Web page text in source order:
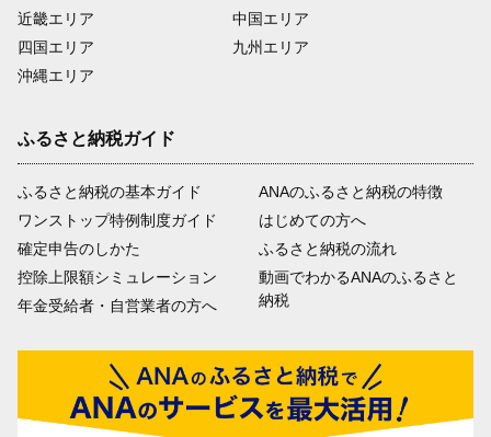
近畿エリア
四国エリア
沖縄エリア
中国エリア
九州エリア
ふるさと納税ガイド
ふるさと納税の基本ガイド
ワンストップ特例制度ガイド
確定申告のしかた
控除上限額シミュレーション
年金受給者・自営業者の方へ
ANAのふるさと納税の特徴
はじめての方へ
ふるさと納税の流れ
動画でわかるANAのふるさと
納税